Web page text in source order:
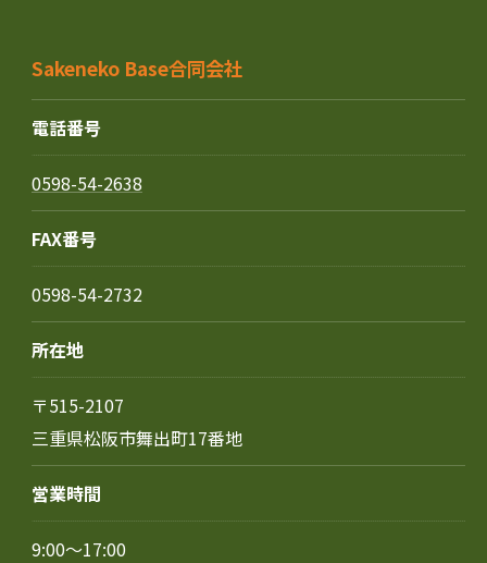
Sakeneko Base合同会社
電話番号
0598-54-2638
FAX番号
0598-54-2732
所在地
〒515-2107
三重県松阪市舞出町17番地
営業時間
9:00～17:00